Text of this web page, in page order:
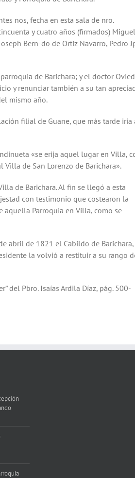
y Parroquia de Barichara.
nos, fecha en esta sala de nro.
y cuatro años (firmados) Miguel
de Barichara; y el doctor Oviedo
mismo año.
de San Lorenzo de Barichara».
de Barichara. Al fin se llegó a esta
con testimonio que costearon la
abril de 1821 el Cabildo de Barichara,